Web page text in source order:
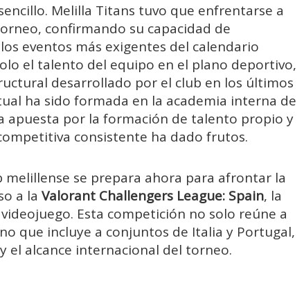
Melilla Titans tuvo que enfrentarse a
confirmando su capacidad de
eventos más exigentes del calendario
el talento del equipo en el plano deportivo,
desarrollado por el club en los últimos
ha sido formada en la academia interna de
apuesta por la formación de talento propio y
consistente ha dado frutos.
melillense se prepara ahora para afrontar la
a la Valorant Challengers League: Spain, la
Esta competición no solo reúne a
que incluye a conjuntos de Italia y Portugal,
el alcance internacional del torneo.